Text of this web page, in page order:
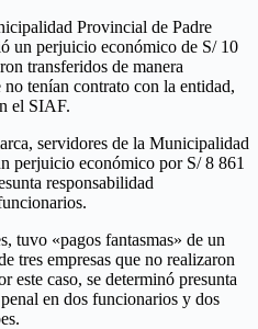
Provincial de Padre
un perjuicio económico de S/ 10
transferidos de manera
tenían contrato con la entidad,
el SIAF.
servidores de la Municipalidad
perjuicio económico por S/ 8 861
responsabilidad
tuvo «pagos fantasmas» de un
tres empresas que no realizaron
este caso, se determinó presunta
en dos funcionarios y dos